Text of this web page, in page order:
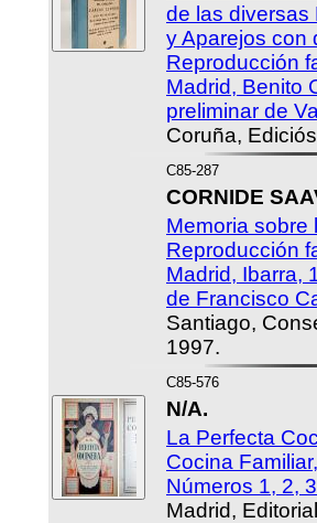
de las diversas
y Aparejos con
Reproducción
Madrid, Benito
preliminar de
Coruña,
C85-287
CORNIDE
Memoria sobre
Reproducción
Madrid, Ibarra,
de Francisco
Santiago,
1997.
C85-576
N/A.
La Perfecta
Cocina
Números 1, 2,
Madrid,